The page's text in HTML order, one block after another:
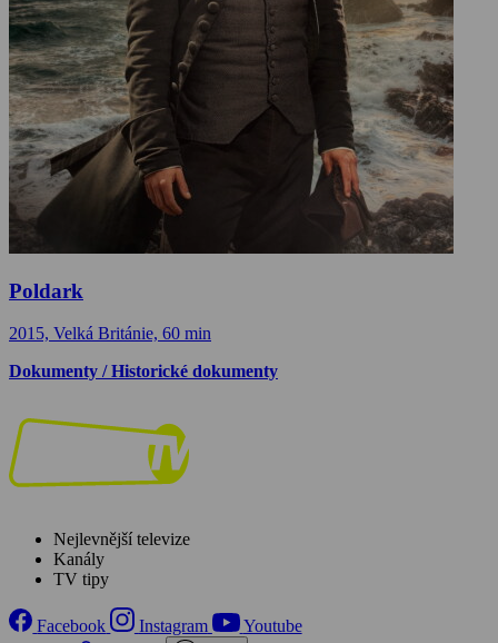
Poldark
2015, Velká Británie, 60 min
Dokumenty / Historické dokumenty
Nejlevnější televize
Kanály
TV tipy
Facebook Instagram Youtube